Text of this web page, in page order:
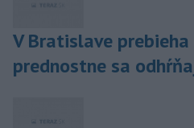
V Bratislave prebieha
prednostne sa